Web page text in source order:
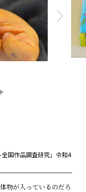
国作品調査研究」令和4
物が入っているのだろ